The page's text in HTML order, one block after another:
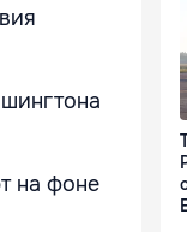
на фоне